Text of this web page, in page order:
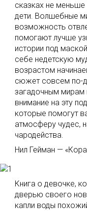
сказках не
дети. Волшебные
возможность
помогают лучше
истории под
себе недетскую
возрастом
сюжет совсем по-
загадочным мирам
внимание на эту
которые помогут
атмосферу чудес,
чародейства.
Нил Гейман —
Книга о девочке,
дверью своего
капли воды